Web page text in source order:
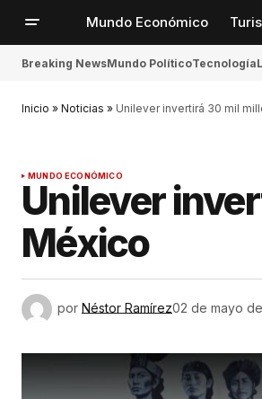
Mundo Económico
Breaking NewsMundo PolíticoTecnología
Inicio » Noticias » Unilever invertirá 30 mil
MUNDO ECONÓMICO
Unilever
México
por Néstor Ramírez02 de mayo